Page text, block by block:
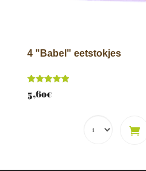
4 "Babel" eetstokjes
Score
5.00
5,60€